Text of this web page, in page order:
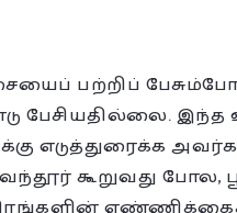
பற்றிப்
பேசியதில்லை. இந்த
எடுத்துரைக்க
கூறுவது